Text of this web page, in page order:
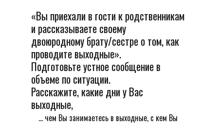
«Вы приехали в гости к родственникам
и рассказываете своему
двоюродному брату/сестре о том, как
проводите выходные».
Подготовьте устное сообщение в
объеме по ситуации.
Расскажите, какие дни у Вас
выходные,
... чем Вы занимаетесь в выходные, с кем Вы